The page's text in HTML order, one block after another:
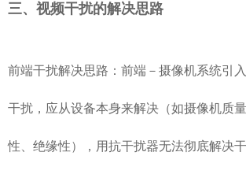
三、视频干扰的解决思路
前端干扰解决思路：前端－摄像机系统引
干扰，应从设备本身来解决（如摄像机质
性、绝缘性），用抗干扰器无法彻底解决干